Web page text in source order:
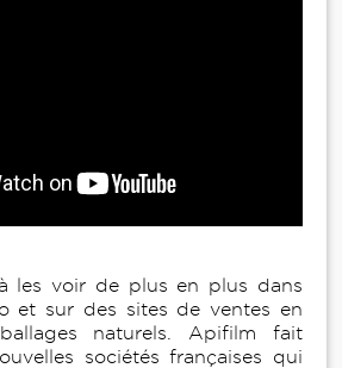
les voir de plus en plus dans
et sur des sites de ventes en
naturels. Apifilm fait
sociétés françaises qui